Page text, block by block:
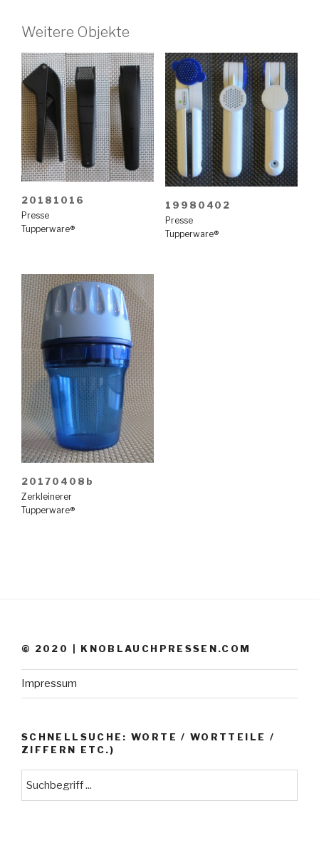
Weitere Objekte
20181016
Presse
Tupperware®
19980402
Presse
Tupperware®
20170408b
Zerkleinerer
Tupperware®
© 2020 | KNOBLAUCHPRESSEN.COM
Impressum
SCHNELLSUCHE: WORTE / WORTTEILE /
ZIFFERN ETC.)